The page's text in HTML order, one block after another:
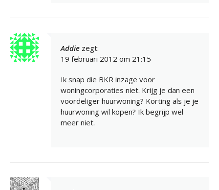
Addie zegt:
19 februari 2012 om 21:15
Ik snap die BKR inzage voor
woningcorporaties niet. Krijg je dan een
voordeliger huurwoning? Korting als je je
huurwoning wil kopen? Ik begrijp wel
meer niet.